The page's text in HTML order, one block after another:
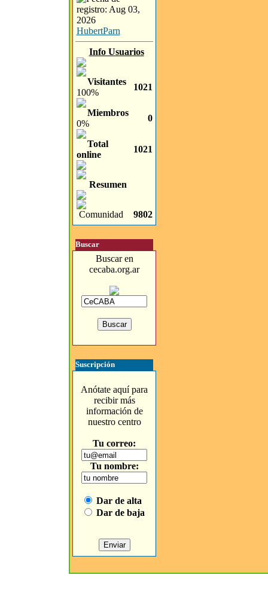
HubertParn
Info Usuarios
Visitantes
100%
1021
Miembros
0%
0
Total
online
1021
Resumen
Comunidad 9802
Buscar
Buscar en
cecaba.org.ar
Suscripción
Anótate aquí para
recibir más
información de
nuestro centro
Tu correo:
Tu nombre:
Dar de alta
Dar de baja